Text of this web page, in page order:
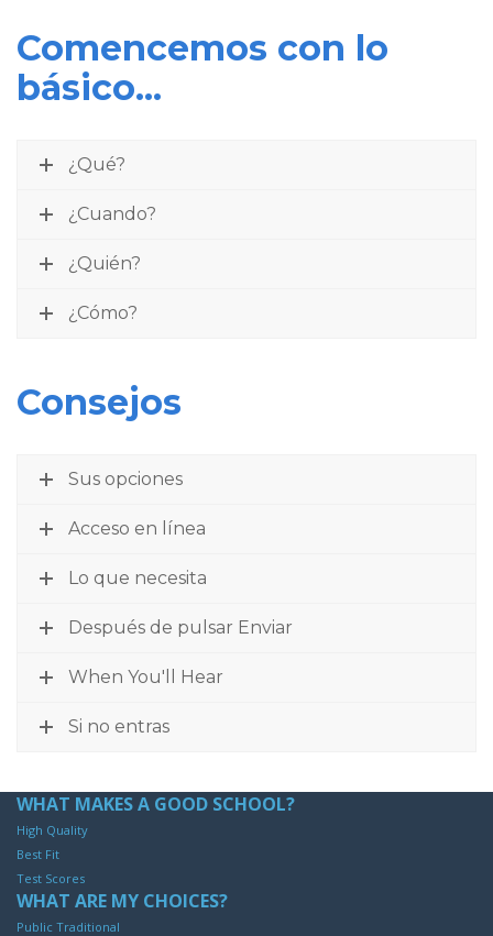
Comencemos con lo
básico...
¿Qué?
¿Cuando?
¿Quién?
¿Cómo?
Consejos
Sus opciones
Acceso en línea
Lo que necesita
Después de pulsar Enviar
When You'll Hear
Si no entras
WHAT MAKES A GOOD SCHOOL?
High Quality
Best Fit
Test Scores
WHAT ARE MY CHOICES?
Public Traditional